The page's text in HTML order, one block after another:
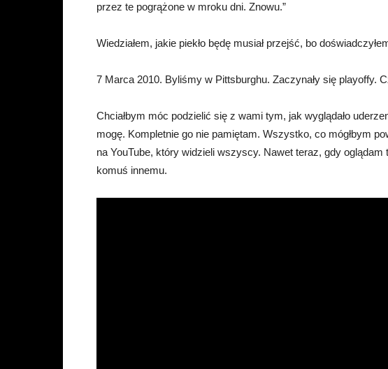
przez te pogrążone w mroku dni. Znowu.”
Wiedziałem, jakie piekło będę musiał przejść, bo
7 Marca 2010. Byliśmy w Pittsburghu. Zaczynały się playoffy.
Chciałbym móc podzielić się z wami tym, jak wyglądało
mogę. Kompletnie go nie pamiętam. Wszystko, co mógłbym
na YouTube, który widzieli wszyscy. Nawet teraz, gdy oglądam
komuś innemu.